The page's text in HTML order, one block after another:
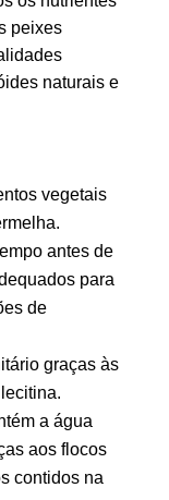
peixes
naturais e
vegetais
antes de
para
de
graças às
a água
aos flocos
contidos na